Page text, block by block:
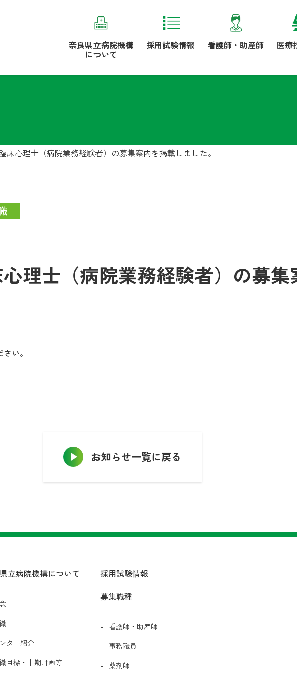
奈良県立病院機構
について
採用試験情報 看護師・助産師 医療
床心理士（病院業務経験者）の募集案内を掲載しました。
心理士（病院業務経験者）の募
い。
お知らせ一覧に戻る
立病院機構について
ター紹介
目標・中期計画等
採用試験情報
募集職種
看護師・助産師
事務職員
薬剤師